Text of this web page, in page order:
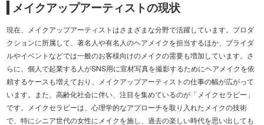
メイクアップアーティストの現状
現在、メイクアップアーティストはさまざまな分野で活躍しています。プロダ
クションに所属して、著名人や有名人のヘアメイクを担当するほか、ブライダ
ルやイベントなどでは一般のお客様向けのメイクの需要も増加しています。さ
らに、個人で起業する人がSNS用に宣材写真を撮影するためにヘアメイクを依
頼するケースも増えており、メイクアップアーティストの仕事の幅が広がって
います。また、高齢化社会に伴い、注目を集めているのが「メイクセラピー」
です。メイクセラピーは、心理学的なアプローチを取り入れたメイクの技術
で、特にシニア世代の女性にメイクを施し、過去の楽しい時代を思い出しても